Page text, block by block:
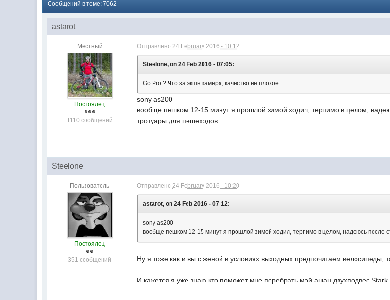
Сообщений в теме: 7062
astarot
Местный
Постоялец
1110 сообщений
Отправлено24 February 2016 - 10:12
Steelone, on 24 Feb 2016 - 07:05:
Go Pro ? Что за экшн камера, качество не плохое
sony as200
вообще пешком 12-15 минут я прошлой зимой ходил, терпимо в целом,
тротуары для пешеходов
Steelone
Пользователь
Постоялец
351 сообщений
Отправлено24 February 2016 - 10:20
astarot, on 24 Feb 2016 - 07:12:
sony as200
вообще пешком 12-15 минут я прошлой зимой ходил, терпимо в целом, надеюсь после
Ну я тоже как и вы с женой в условиях выходных предпочитаем велосипеды,
И кажется я уже знаю кто поможет мне перебрать мой ашан двухподвес